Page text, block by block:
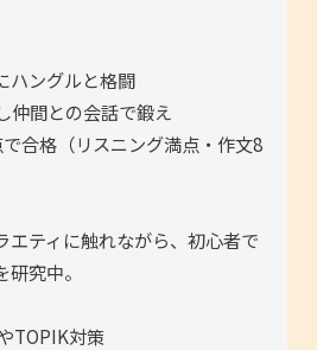
ハングルと格闘
間との会話で鍛え
合格（リスニング満点・作文8
エティに触れながら、初心者で
究中。
TOPIK対策